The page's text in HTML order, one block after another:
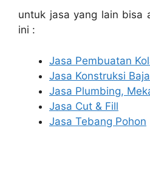
untuk jasa yang lain bisa
ini :
Jasa Pembuatan
Jasa Konstruksi
Jasa Plumbing,
Jasa Cut & Fill
Jasa Tebang Pohon